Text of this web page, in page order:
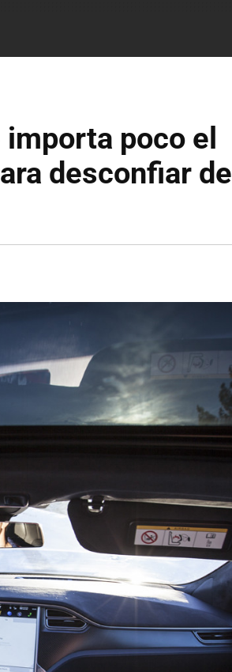
poco el
desconfiar de